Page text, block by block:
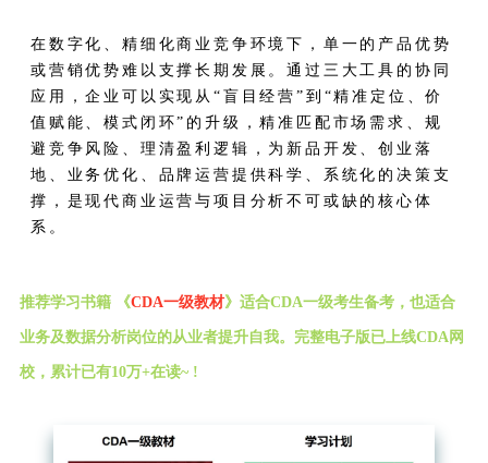
在数字化、精细化商业竞争环境下，单一的产品优势
或营销优势难以支撑长期发展。通过三大工具的协同
应用，企业可以实现从“盲目经营”到“精准定位、价
值赋能、模式闭环”的升级，精准匹配市场需求、规
避竞争风险、理清盈利逻辑，为新品开发、创业落
地、业务优化、品牌运营提供科学、系统化的决策支
撑，是现代商业运营与项目分析不可或缺的核心体
系。
推荐学习书籍 《CDA一级教材》适合CDA一级考生备考，也适合
业务及数据分析岗位的从业者提升自我。完整电子版已上线CDA网
校，累计已有10万+在读~ !